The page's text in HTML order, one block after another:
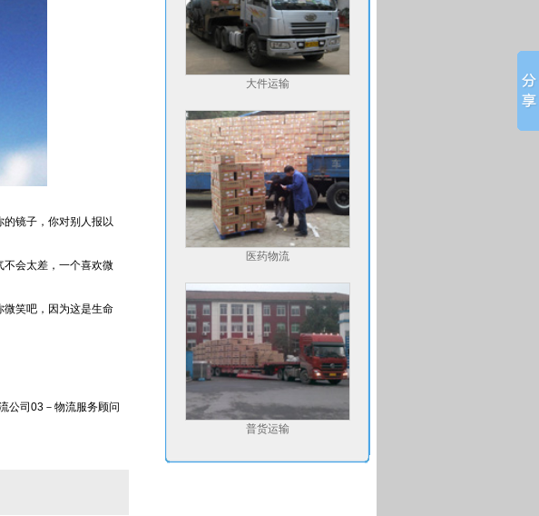
镜子，你对别人报以
会太差，一个喜欢微
笑吧，因为这是生命
公司03－物流服务顾问
大件运输
医药物流
普货运输